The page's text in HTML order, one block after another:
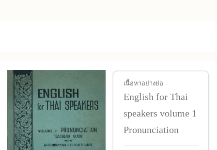
เนื้อหาอย่างย่อ
English for Thai
speakers volume 1
Pronunciation